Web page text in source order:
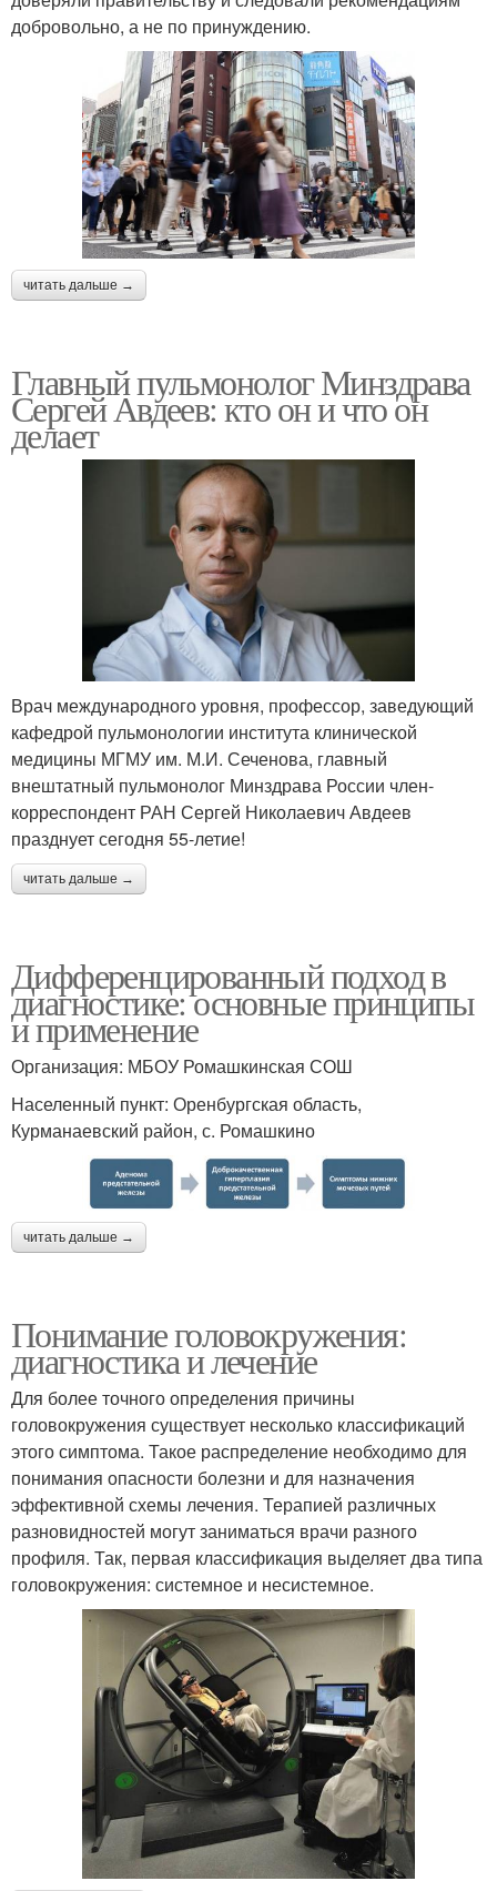
добровольно, а не по принуждению.
читать дальше →
Главный пульмонолог Минздрава
Сергей Авдеев: кто он и что он
делает
Врач международного уровня, профессор, заведующий
кафедрой пульмонологии института клинической
медицины МГМУ им. М.И. Сеченова, главный
внештатный пульмонолог Минздрава России член-
корреспондент РАН Сергей Николаевич Авдеев
празднует сегодня 55-летие!
читать дальше →
Дифференцированный подход в
диагностике: основные принципы
и применение
Организация: МБОУ Ромашкинская СОШ
Населенный пункт: Оренбургская область,
Курманаевский район, с. Ромашкино
читать дальше →
Понимание головокружения:
диагностика и лечение
Для более точного определения причины
головокружения существует несколько классификаций
этого симптома. Такое распределение необходимо для
понимания опасности болезни и для назначения
эффективной схемы лечения. Терапией различных
разновидностей могут заниматься врачи разного
профиля. Так, первая классификация выделяет два типа
головокружения: системное и несистемное.